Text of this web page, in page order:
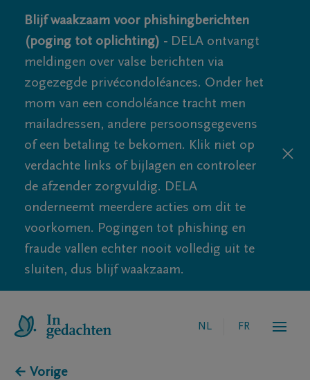
Blijf waakzaam voor phishingberichten
(poging tot oplichting) - DELA ontvangt
meldingen over valse berichten via
zogezegde privécondoléances. Onder het
mom van een condoléance tracht men
mailadressen, andere persoonsgegevens
of een betaling te bekomen. Klik niet op
verdachte links of bijlagen en controleer
de afzender zorgvuldig. DELA
onderneemt meerdere acties om dit te
voorkomen. Pogingen tot phishing en
fraude vallen echter nooit volledig uit te
sluiten, dus blijf waakzaam.
NL FR
← Vorige